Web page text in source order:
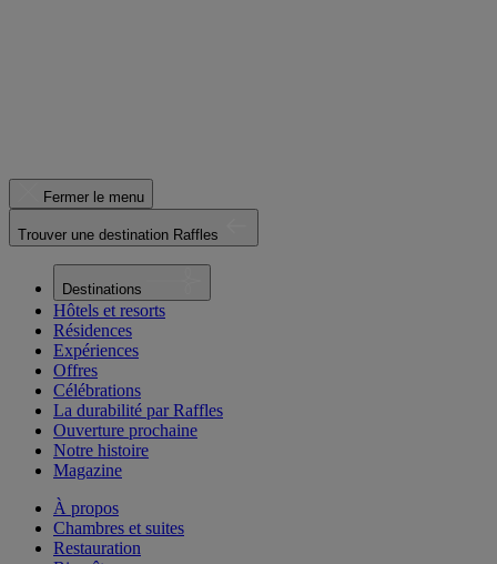
Fermer le menu
Trouver une destination Raffles
Destinations
Hôtels et resorts
Résidences
Expériences
Offres
Célébrations
La durabilité par Raffles
Ouverture prochaine
Notre histoire
Magazine
À propos
Chambres et suites
Restauration